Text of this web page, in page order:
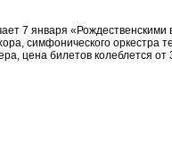
7 января «Рождественскими
симфонического оркестра
цена билетов колеблется от